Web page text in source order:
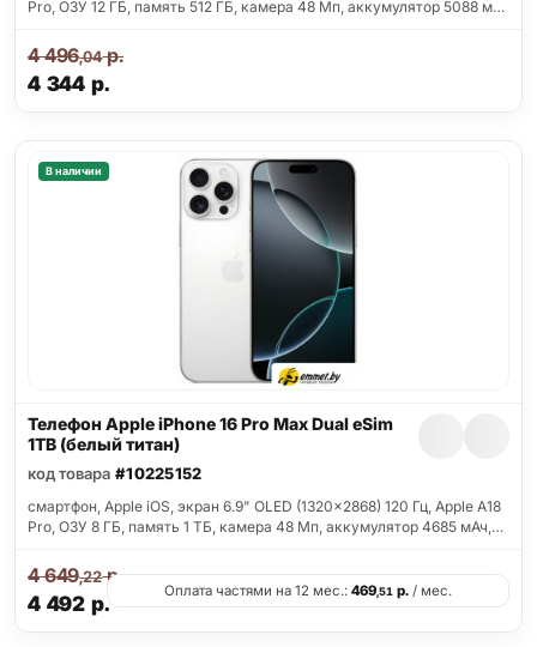
Pro, ОЗУ 12 ГБ, память 512 ГБ, камера 48 Мп, аккумулятор 5088 м…
4 344 р.
4 496,04р.
В наличии
Телефон Apple iPhone 16 Pro Max Dual eSim
1TB (белый титан)
код товара #10225152
смартфон, Apple iOS, экран 6.9" OLED (1320x2868) 120 Гц, Apple A18
Pro, ОЗУ 8 ГБ, память 1 ТБ, камера 48 Мп, аккумулятор 4685 мАч,…
4 492 р.
4 649,22р.
Оплата частями на 12 мес.: 469,51 р. / мес.